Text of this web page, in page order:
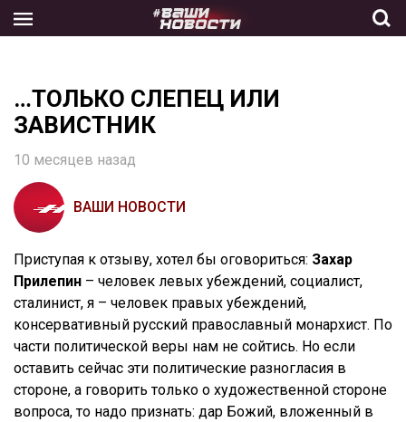
the
…ТОЛЬКО СЛЕПЕЦ ИЛИ
ЗАВИСТНИК
10 месяцев назад
ВАШИ НОВОСТИ
Приступая к отзыву, хотел бы оговориться: Захар
Прилепин – человек левых убеждений, социалист,
сталинист, я – человек правых убеждений,
консервативный русский православный монархист. По
части политической веры нам не сойтись. Но если
оставить сейчас эти политические разногласия в
стороне, а говорить только о художественной стороне
вопроса, то надо признать: дар Божий, вложенный в